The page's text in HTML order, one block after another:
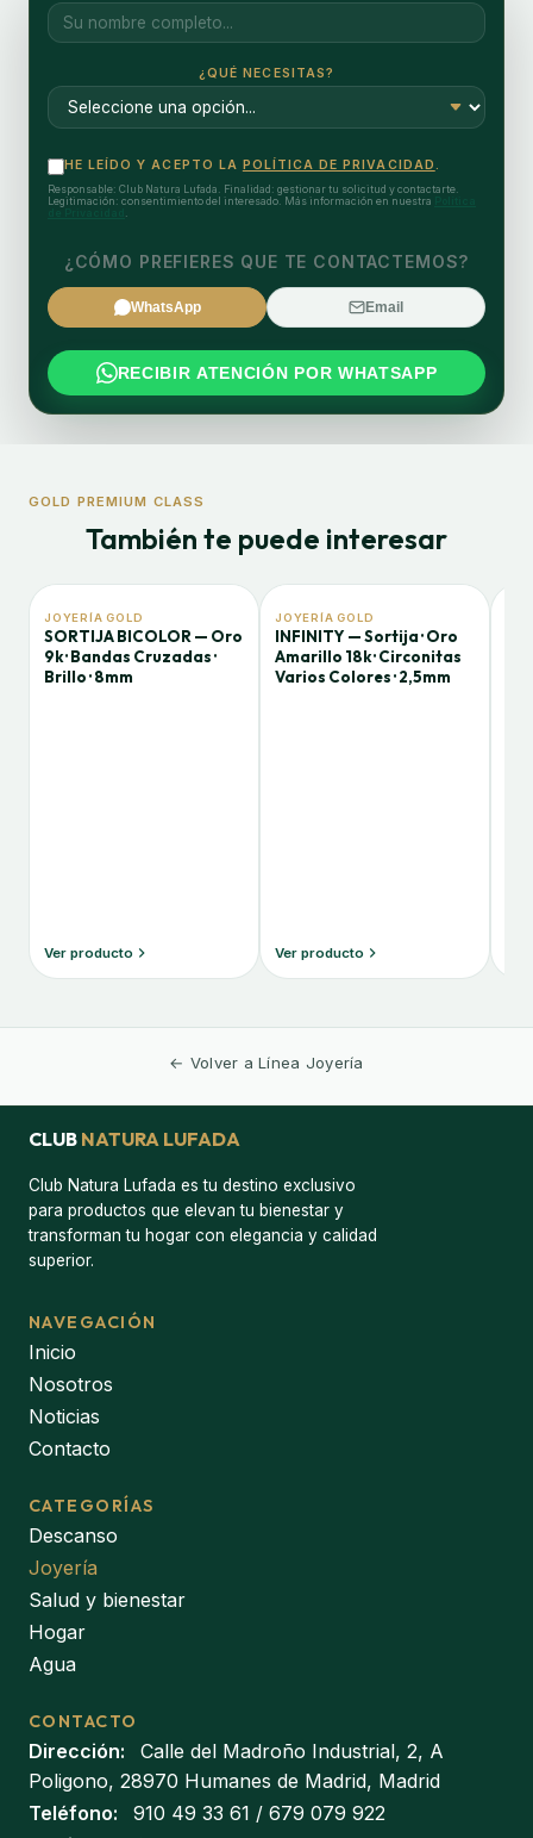
¿QUÉ NECESITAS?
HE LEÍDO Y ACEPTO LA POLÍTICA DE PRIVACIDAD.
Responsable: Club Natura Lufada. Finalidad: gestionar tu solicitud y contactarte.
Legitimación: consentimiento del interesado. Más información en nuestra
¿CÓMO PREFIERES QUE TE CONTACTEMOS?
WhatsApp Email
RECIBIR ATENCIÓN POR WHATSAPP
GOLD PREMIUM CLASS
También te puede interesar
JOYERÍA GOLD
SORTIJA BICOLOR — Oro
9k · Bandas Cruzadas ·
Brillo · 8mm
Ver producto
JOYERÍA GOLD
INFINITY — Sortija · Oro
Amarillo 18k · Circonitas
Varios Colores · 2,5mm
Ver producto
← Volver a Línea Joyería
CLUB NATURA LUFADA
Club Natura Lufada es tu destino exclusivo
para productos que elevan tu bienestar y
transforman tu hogar con elegancia y calidad
superior.
NAVEGACIÓN
Inicio
Nosotros
Noticias
Contacto
CATEGORÍAS
Descanso
Joyería
Salud y bienestar
Hogar
Agua
CONTACTO
Dirección:
Calle del Madroño Industrial, 2, A
Poligono, 28970 Humanes de Madrid, Madrid
Teléfono:
910 49 33 61 / 679 079 922